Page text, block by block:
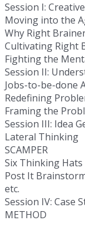
Session I:
Moving into the
Why Right
Cultivating Right
Fighting the
Session II:
Jobs-to-be-done
Redefining
Framing the
Session III: Idea
Lateral Thinking
SCAMPER
Six Thinking Hats
Post It
etc.
Session IV: Case
METHOD